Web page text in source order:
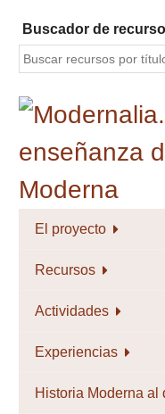
contenido
principal
Buscador de
El proyecto
Recursos
Actividades
Experiencias
Historia Moderna al